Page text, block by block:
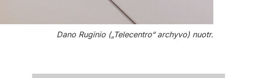
Dano Ruginio („Telecentro“ archyvo) nuotr.